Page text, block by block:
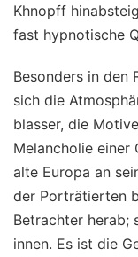
Khnopff
fast hypnotische
Besonders in den
sich die
blasser, die
Melancholie einer
alte Europa an
der Porträtierten
Betrachter herab;
innen. Es ist die